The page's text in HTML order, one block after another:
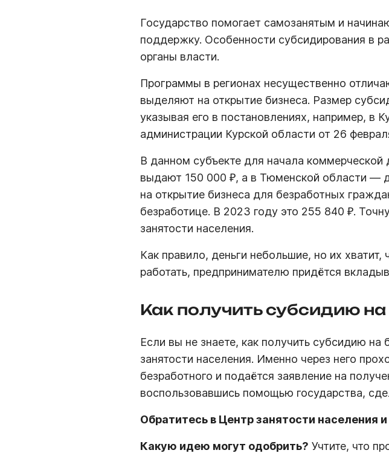
Государство помогает самозанятым и
поддержку. Особенности субсидирования в
органы власти.
Программы в регионах несущественно
выделяют на открытие бизнеса. Размер
указывая его в постановлениях, например, в
администрации Курской области от 26
В данном субъекте для начала
выдают 150 000 ₽, а в Тюменской области —
на открытие бизнеса для безработных
безработице. В 2023 году это 255 840 ₽.
занятости населения.
Как правило, деньги небольшие, но их
работать, предпринимателю придётся
Как получить субсидию
Если вы не знаете, как получить субсидию
занятости населения. Именно через него
безработного и подаётся заявление на
воспользовавшись помощью государства,
Обратитесь в Центр занятости населения
Какую идею могут одобрить? Учтите, что